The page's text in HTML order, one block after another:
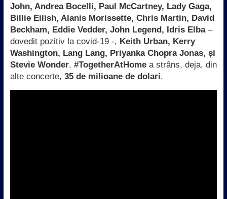
John, Andrea Bocelli, Paul McCartney, Lady Gaga,
Billie Eilish, Alanis Morissette, Chris Martin, David
Beckham, Eddie Vedder, John Legend, Idris Elba–
dovedit pozitiv la covid-19 -, Keith Urban, Kerry
Washington, Lang Lang, Priyanka Chopra Jonas, și
Stevie Wonder. #TogetherAtHomea strâns, deja, din
alte concerte, 35 de milioane de dolari.